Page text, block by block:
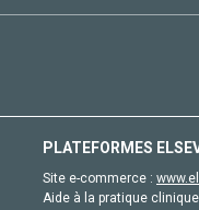
PLATEFORMES
Site e-commerce :
Aide à la pratique